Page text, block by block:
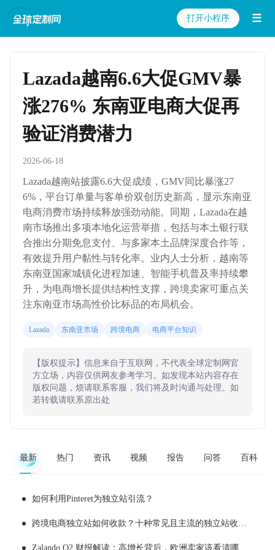
打开小程序 ☰
Lazada越南6.6大促GMV暴
涨276% 东南亚电商大促再
验证消费潜力
2026-06-18
Lazada越南站披露6.6大促成绩，GMV同比暴涨27
6%，平台订单量与客单价双创历史新高，显示东南亚
电商消费市场持续释放强劲动能。同期，Lazada在越
南市场推出多项本地化运营举措，包括与本土银行联
合推出分期免息支付、与多家本土品牌深度合作等，
有效提升用户黏性与转化率。业内人士分析，越南等
东南亚国家城镇化进程加速、智能手机普及率持续攀
升，为电商增长提供结构性支撑，跨境卖家可重点关
注东南亚市场高性价比标品的布局机会。
Lazada 东南亚市场 跨境电商 电商平台知识
【版权提示】信息来自于互联网，不代表全球定制网官
方立场，内容仅供网友参考学习。如发现本站内容存在
版权问题，烦请联系客服，我们将及时沟通与处理。如
若转载请联系原出处
最新 热门 资讯 视频 报告 问答 百科
如何利用Pinteret为独立站引流？
跨境电商独立站如何收款？十种常见且主流的独立站收款工具推荐
Zalando Q2 财报解读：高增长背后，欧洲卖家该看清哪些现实